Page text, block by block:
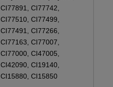
CI77891, CI77742,
CI77510, CI77499,
CI77491, CI77266,
CI77163, CI77007,
CI77000, CI47005,
CI42090, CI19140,
CI15880, CI15850